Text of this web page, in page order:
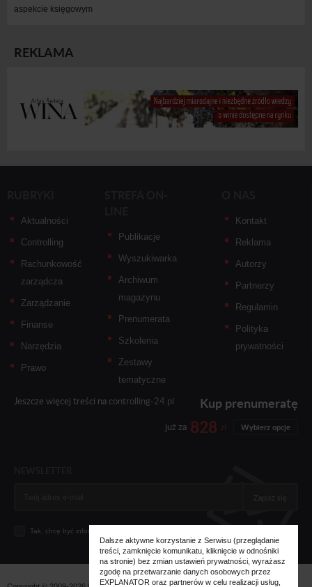
aspekcie księgowym
REKLAMA
Aktualności
Controlling
Rachunkowość
zarządcza
Zarządzanie
Finanse
Narzędzia
Prawo
Publikacje
Wyszukiwarka
Archiwum
magazynu
Prenumerata
Szkolenia
Zestawy
tematyczne
Kontakt
Reklama
Autorzy
Partnerzy
Regulamin
Polityka
prywatności
Jeszcze więcej treści na controlling-24.pl Kup prenumeratę
już za 828 zł Wybierz opcje
Zapisz się
Tak, chcę być informowany... (
Dalsze aktywne korzystanie z Serwisu (przeglądanie
treści, zamknięcie komunikatu, kliknięcie w odnośniki
na stronie) bez zmian ustawień prywatności, wyrażasz
zgodę na przetwarzanie danych osobowych przez
EXPLANATOR oraz partnerów w celu realizacji usług,